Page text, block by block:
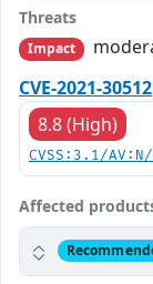
Threats
Impact
CVE-2021-30512
8.8 (High)
CVSS:3.1/
Affected